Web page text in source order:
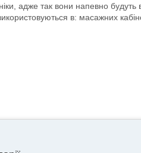
адже так вони напевно будуть
в: масажних